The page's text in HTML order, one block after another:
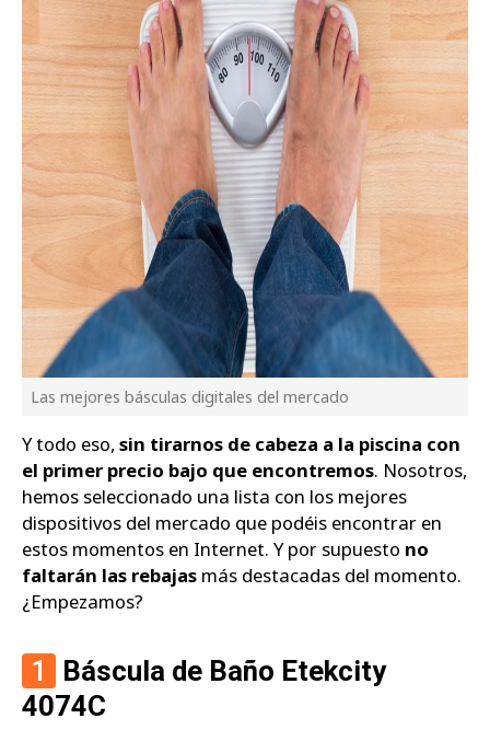
Las mejores básculas digitales del mercado
Y todo eso, sin tirarnos de cabeza a la piscina con
el primer precio bajo que encontremos. Nosotros,
hemos seleccionado una lista con los mejores
dispositivos del mercado que podéis encontrar en
estos momentos en Internet. Y por supuesto no
faltarán las rebajas más destacadas del momento.
¿Empezamos?
1
Báscula de Baño Etekcity
4074C